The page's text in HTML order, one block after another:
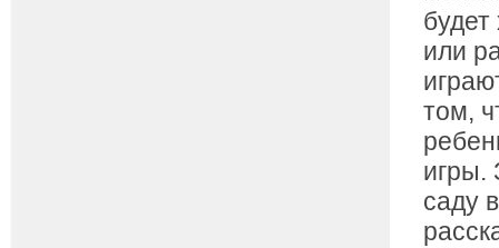
или
том,
игры.
саду